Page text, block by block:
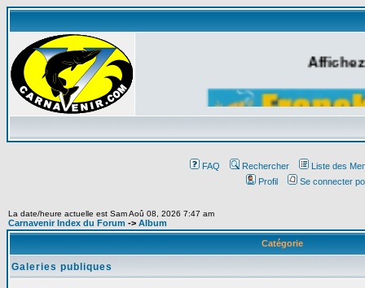
FAQ Rechercher
Liste des
Profil
Se connecter
La date/heure actuelle est Sam Aoû 08, 2026 7:47 am
Carnavenir Index du Forum -> Album
Catégorie
Galeries publiques